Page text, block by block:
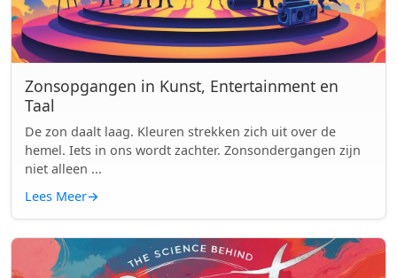
Zonsopgangen in Kunst, Entertainment en
Taal
De zon daalt laag. Kleuren strekken zich uit over de
hemel. Iets in ons wordt zachter. Zonsondergangen zijn
niet alleen ...
Lees Meer→